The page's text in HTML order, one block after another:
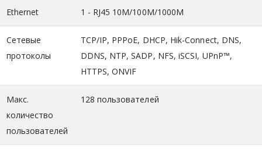
Ethernet 1 - RJ45 10M/100M/1000M
Сетевые
протоколы
TCP/IP, PPPoE, DHCP, Hik-Connect, DNS,
DDNS, NTP, SADP, NFS, iSCSI, UPnP™,
HTTPS, ONVIF
Макс.
количество
пользователей
128 пользователей